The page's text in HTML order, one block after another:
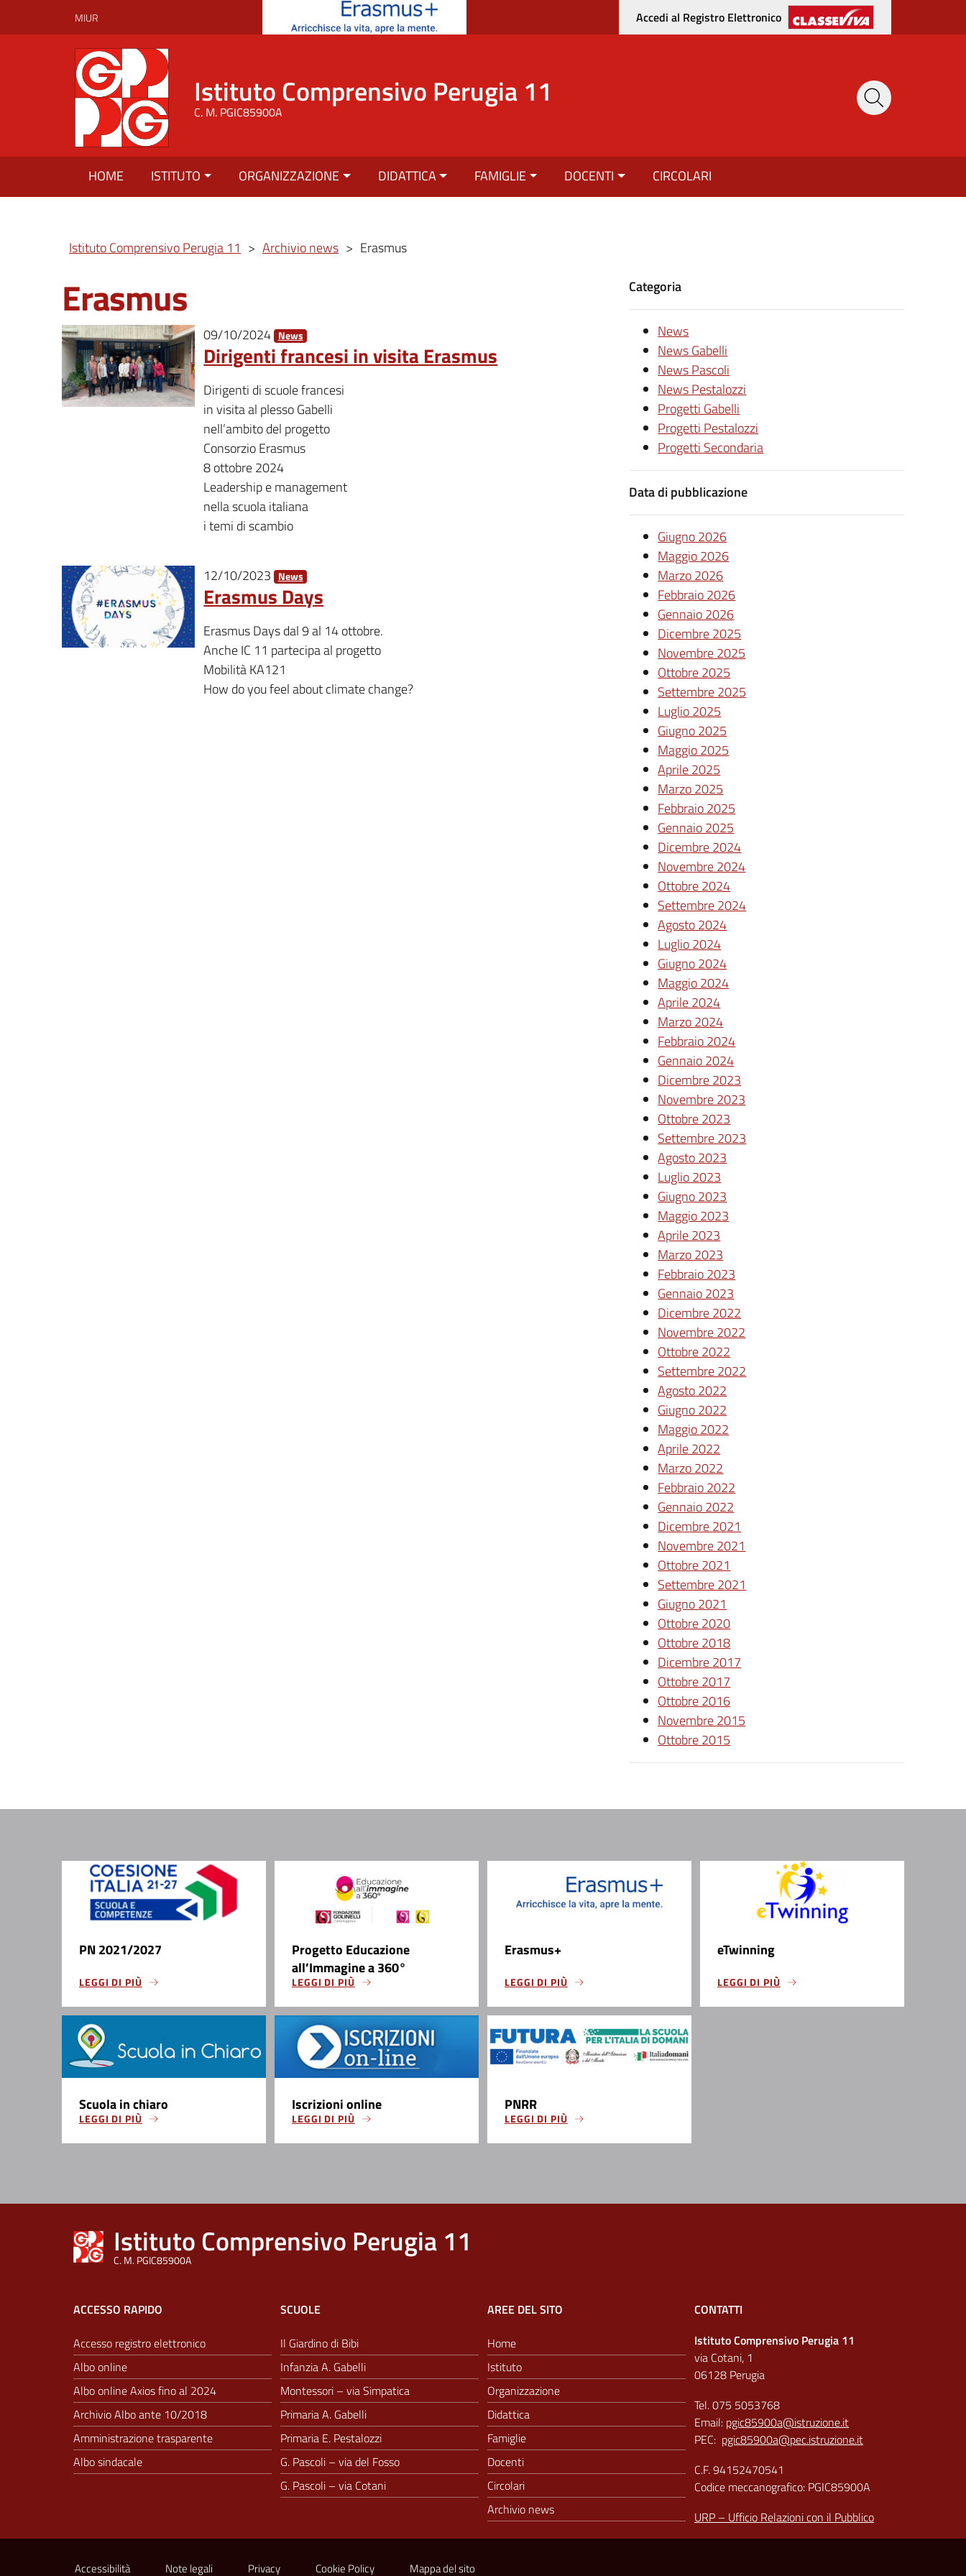
MIUR Accedi al Registro Elettronico
Istituto Comprensivo Perugia 11
C. M. PGIC85900A
HOME ISTITUTO ORGANIZZAZIONE DIDATTICA FAMIGLIE DOCENTI CIRCOLARI
Istituto Comprensivo Perugia 11 > Archivio news > Erasmus
Erasmus
09/10/2024 News
Dirigenti francesi in visita Erasmus
Dirigenti di scuole francesi
in visita al plesso Gabelli
nell’ambito del progetto
Consorzio Erasmus
8 ottobre 2024
Leadership e management
nella scuola italiana
i temi di scambio
12/10/2023 News
Erasmus Days
Erasmus Days dal 9 al 14 ottobre.
Anche IC 11 partecipa al progetto
Mobilità KA121
How do you feel about climate change?
Categoria
News
News Gabelli
News Pascoli
News Pestalozzi
Progetti Gabelli
Progetti Pestalozzi
Progetti Secondaria
Data di pubblicazione
Giugno 2026
Maggio 2026
Marzo 2026
Febbraio 2026
Gennaio 2026
Dicembre 2025
Novembre 2025
Ottobre 2025
Settembre 2025
Luglio 2025
Giugno 2025
Maggio 2025
Aprile 2025
Marzo 2025
Febbraio 2025
Gennaio 2025
Dicembre 2024
Novembre 2024
Ottobre 2024
Settembre 2024
Agosto 2024
Luglio 2024
Giugno 2024
Maggio 2024
Aprile 2024
Marzo 2024
Febbraio 2024
Gennaio 2024
Dicembre 2023
Novembre 2023
Ottobre 2023
Settembre 2023
Agosto 2023
Luglio 2023
Giugno 2023
Maggio 2023
Aprile 2023
Marzo 2023
Febbraio 2023
Gennaio 2023
Dicembre 2022
Novembre 2022
Ottobre 2022
Settembre 2022
Agosto 2022
Giugno 2022
Maggio 2022
Aprile 2022
Marzo 2022
Febbraio 2022
Gennaio 2022
Dicembre 2021
Novembre 2021
Ottobre 2021
Settembre 2021
Giugno 2021
Ottobre 2020
Ottobre 2018
Dicembre 2017
Ottobre 2017
Ottobre 2016
Novembre 2015
Ottobre 2015
PN 2021/2027
LEGGI DI PIÙ
Progetto Educazione
all’Immagine a 360°
LEGGI DI PIÙ
Erasmus+
LEGGI DI PIÙ
eTwinning
LEGGI DI PIÙ
Scuola in chiaro
LEGGI DI PIÙ
Iscrizioni online
LEGGI DI PIÙ
PNRR
LEGGI DI PIÙ
Istituto Comprensivo Perugia 11
C. M. PGIC85900A
ACCESSO RAPIDO
Accesso registro elettronico
Albo online
Albo online Axios fino al 2024
Archivio Albo ante 10/2018
Amministrazione trasparente
Albo sindacale
SCUOLE
Il Giardino di Bibi
Infanzia A. Gabelli
Montessori – via Simpatica
Primaria A. Gabelli
Primaria E. Pestalozzi
G. Pascoli – via del Fosso
G. Pascoli – via Cotani
AREE DEL SITO
Home
Istituto
Organizzazione
Didattica
Famiglie
Docenti
Circolari
Archivio news
CONTATTI
Istituto Comprensivo Perugia 11
via Cotani, 1
06128 Perugia
Tel. 075 5053768
Email: pgic85900a@istruzione.it
PEC: pgic85900a@pec.istruzione.it
C.F. 94152470541
Codice meccanografico: PGIC85900A
URP – Ufficio Relazioni con il Pubblico
Accessibilità Note legali Privacy Cookie Policy Mappa del sito